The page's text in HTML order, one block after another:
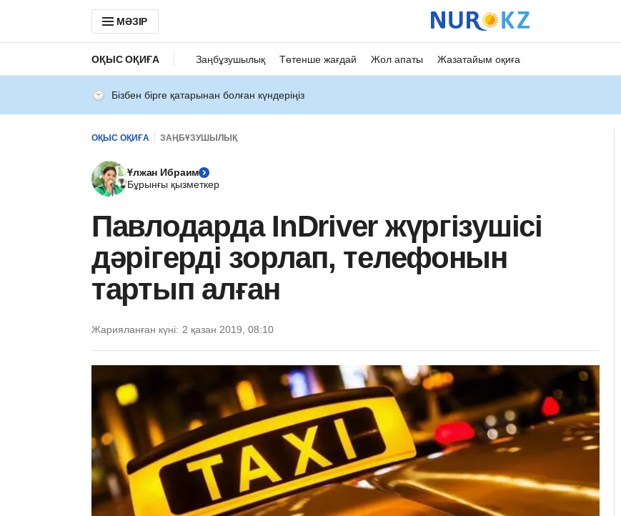
МӘЗІР
ОҚЫС ОҚИҒА Заңбұзушылық Төтенше жағдай Жол апаты Жазатайым оқиға
Бізбен бірге қатарынан болған күндеріңіз
ОҚЫС ОҚИҒА ЗАҢБҰЗУШЫЛЫҚ
Ұлжан Ибраим
Бұрынғы қызметкер
Павлодарда InDriver жүргізушісі
дәрігерді зорлап, телефонын
тартып алған
Жарияланған күні: 2 қазан 2019, 08:10